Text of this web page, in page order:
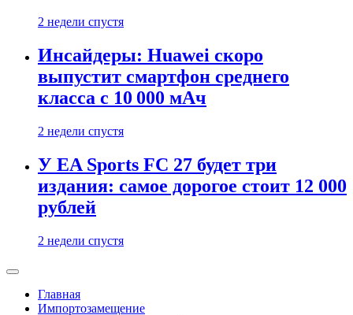
2 недели спустя
Инсайдеры: Huawei скоро
выпустит смартфон среднего
класса с 10 000 мАч
2 недели спустя
У EA Sports FC 27 будет три
издания: самое дорогое стоит 12 000
рублей
2 недели спустя
Главная
Импортозамещение